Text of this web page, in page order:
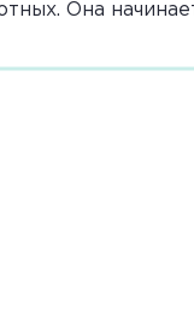
Она
летала-